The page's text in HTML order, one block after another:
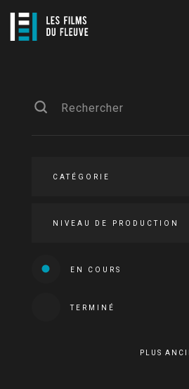
CATÉGORIE
NIVEAU DE PRODUCTION
EN COURS
TERMINÉ
PLUS